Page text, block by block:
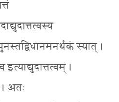
पुनस्तद्विधानमनर्थकं स्यात् ।
।
अतः